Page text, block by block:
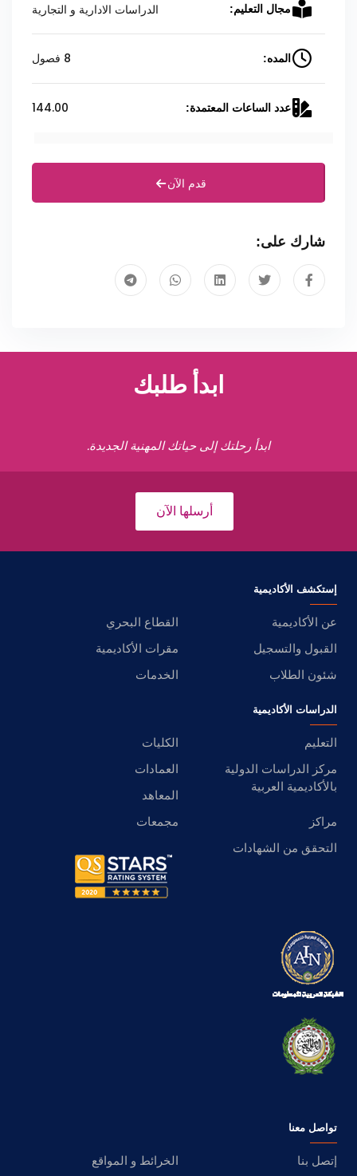
مجال التعليم: الدراسات الادارية و التجارية
المده: 8 فصول
عدد الساعات المعتمدة: 144.00
قدم الآن
شارك على:
ابدأ طلبك
ابدأ رحلتك إلى حياتك المهنية الجديدة.
أرسلها الآن
إستكشف الأكاديمية
عن الأكاديمية
القطاع البحري
القبول والتسجيل
مقرات الأكاديمية
شئون الطلاب
الخدمات
الدراسات الأكاديمية
التعليم
الكليات
مركز الدراسات الدولية
بالأكاديمية العربية
العمادات
المعاهد
مراكز
مجمعات
التحقق من الشهادات
تواصل معنا
إتصل بنا الخرائط و المواقع